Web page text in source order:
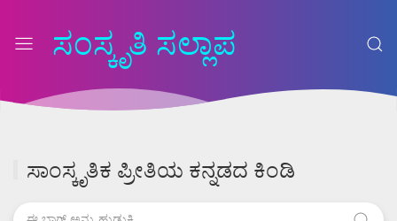
ಸಂಸ್ಕೃತಿ ಸಲ್ಲಾಪ
ಸಾಂಸ್ಕೃತಿಕ ಪ್ರೀತಿಯ ಕನ್ನಡದ ಕಿಂಡಿ